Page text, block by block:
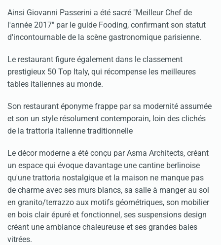
Ainsi Giovanni Passerini a été sacré "Meilleur Chef de
l'année 2017" par le guide Fooding, confirmant son statut
d'incontournable de la scène gastronomique parisienne.
Le restaurant figure également dans le classement
prestigieux 50 Top Italy, qui récompense les meilleures
tables italiennes au monde.
Son restaurant éponyme frappe par sa modernité assumée
et son un style résolument contemporain, loin des clichés
de la trattoria italienne traditionnelle
Le décor moderne a été conçu par Asma Architects, créant
un espace qui évoque davantage une cantine berlinoise
qu'une trattoria nostalgique et la maison ne manque pas
de charme avec ses murs blancs, sa salle à manger au sol
en granito/terrazzo aux motifs géométriques, son mobilier
en bois clair épuré et fonctionnel, ses suspensions design
créant une ambiance chaleureuse et ses grandes baies
vitrées.